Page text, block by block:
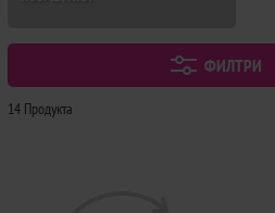
ФИЛТРИ
14 Продукта